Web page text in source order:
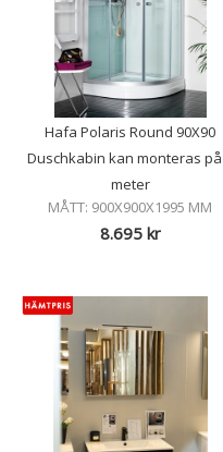
Hafa Polaris Round 90X90
Duschkabin kan monteras
meter
MÅTT: 900X900X1995 MM
8.695kr